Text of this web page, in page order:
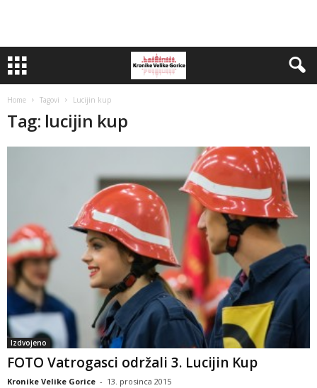
Home Tagovi Lucijin kup
Tag: lucijin kup
Izdvojeno
FOTO Vatrogasci održali 3. Lucijin Kup
Kronike Velike Gorice - 13. prosinca 2015